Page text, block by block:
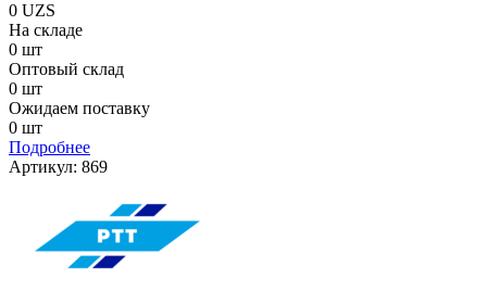
0 UZS
На складе
0 шт
Оптовый склад
0 шт
Ожидаем поставку
0 шт
Подробнее
Артикул: 869